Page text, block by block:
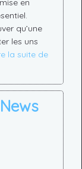
en
qu’une
les uns
la suite de